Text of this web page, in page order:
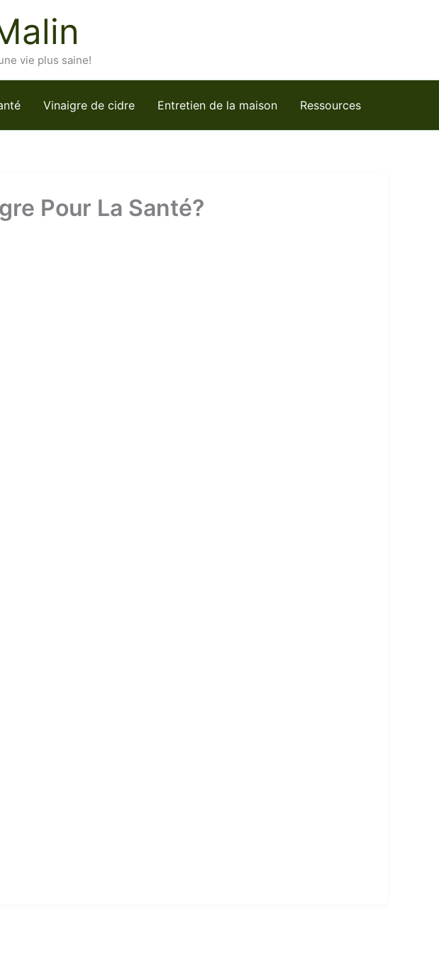
vie plus saine!
Vinaigre de cidre Entretien de la maison Ressources
Pour La Santé?